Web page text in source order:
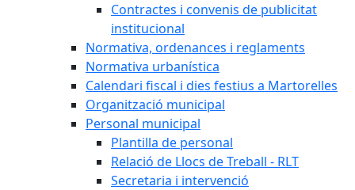
Contractes i convenis de publicitat
institucional
Normativa, ordenances i reglaments
Normativa urbanística
Calendari fiscal i dies festius a Martorelles
Organització municipal
Personal municipal
Plantilla de personal
Relació de Llocs de Treball - RLT
Secretaria i intervenció